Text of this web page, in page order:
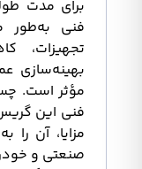
برای مدت
فنی به‌طور
تجهیزات،
بهینه‌سازی
مؤثر است.
فنی این
مزایا، آن را
صنعتی و